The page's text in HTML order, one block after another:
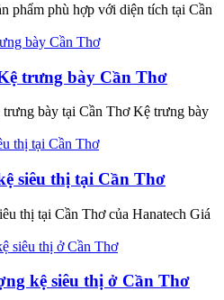
phẩm phù hợp với diện tích tại Cần
trưng bày Cần Thơ
bày tại Cần Thơ Kệ trưng bày
siêu thị tại Cần Thơ
thị tại Cần Thơ của Hanatech Giá
kệ siêu thị ở Cần Thơ